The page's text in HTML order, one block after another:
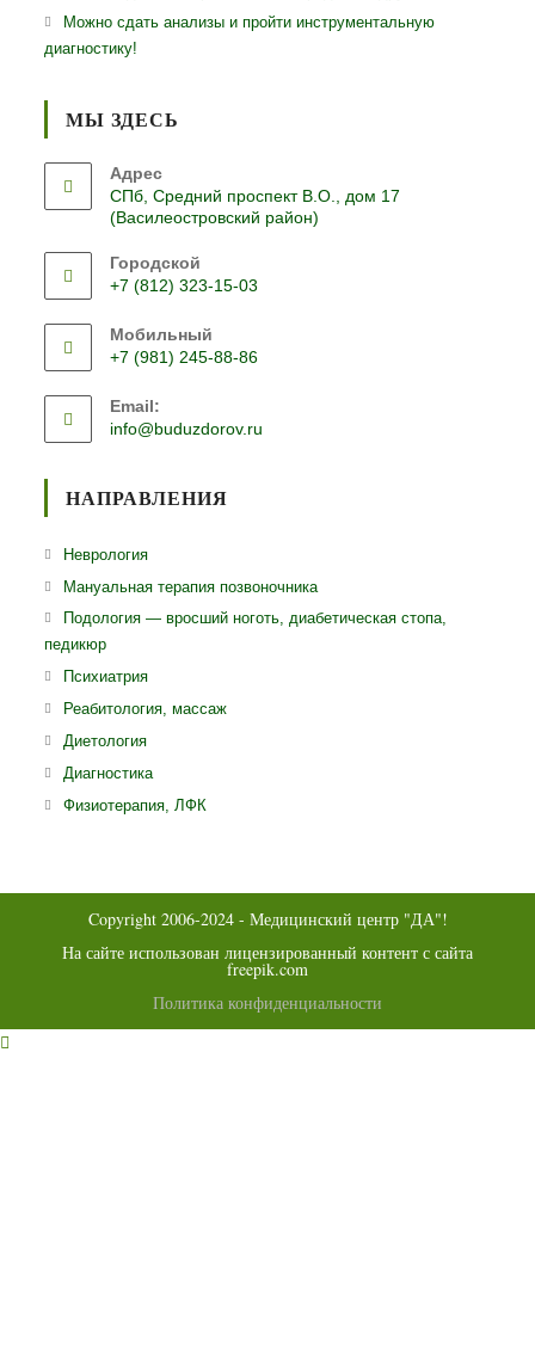
Можно сдать анализы и пройти инструментальную
диагностику!
МЫ ЗДЕСЬ
Адрес
СПб, Средний проспект В.О., дом 17
(Василеостровский район)
Городской
+7 (812) 323-15-03
в
вашем
Мобильный
+7 (981) 245-88-86
в
вашем
Email:
info@buduzdorov.ru
НАПРАВЛЕНИЯ
НеврологияОткроется
в
Мануальная терапия позвоночникаОткроется
в
Подология — вросший ноготь, диабетическая стопа,
педикюр
ПсихиатрияОткроется
в
Реабитология, массажОткроется
ДиетологияОткроется
в
ДиагностикаОткроется
в
Физиотерапия, ЛФК
Copyright 2006-2024 - Медицинский центр "ДА"!
На сайте использован лицензированный контент с сайта
freepik.com
Политика конфиденциальности